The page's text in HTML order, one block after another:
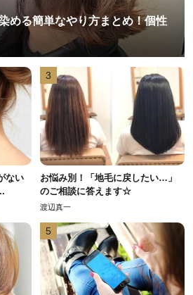
める簡単なやり方まとめ！個性
ない
3
お悩み別！「地毛に戻したい…」
のご相談に答えます☆
渡辺真一
5